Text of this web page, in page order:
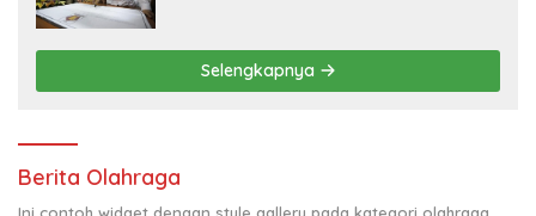
Selengkapnya
Berita Olahraga
Ini contoh widget dengan style gallery pada kategori olahraga,